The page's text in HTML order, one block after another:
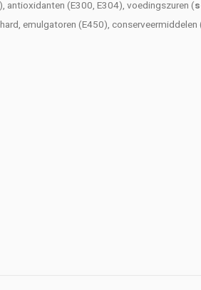
), antioxidanten (E300, E304), voedingszuren (
emulgatoren (E450), conserveermiddelen